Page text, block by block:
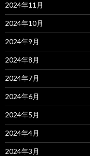
2024年11月
2024年10月
2024年9月
2024年8月
2024年7月
2024年6月
2024年5月
2024年4月
2024年3月